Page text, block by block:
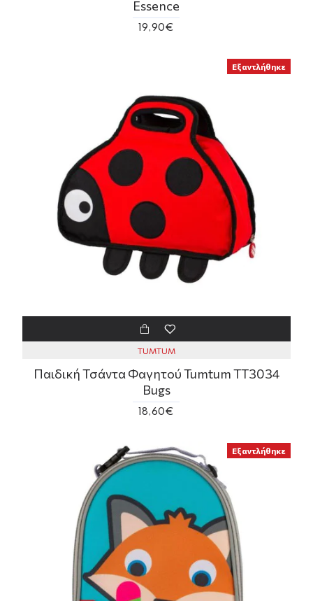
Essence
19,90€
Εξαντλήθηκε
TUMTUM
Παιδική Τσάντα Φαγητού Tumtum TT3034
Bugs
18,60€
Εξαντλήθηκε